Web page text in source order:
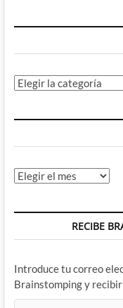
Categorías
Archivos
RECIBE
Introduce tu correo
Brainstomping y